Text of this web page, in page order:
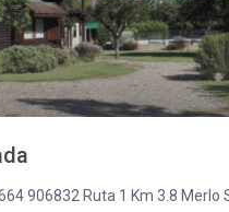
906832 Ruta 1 Km 3.8 Merlo